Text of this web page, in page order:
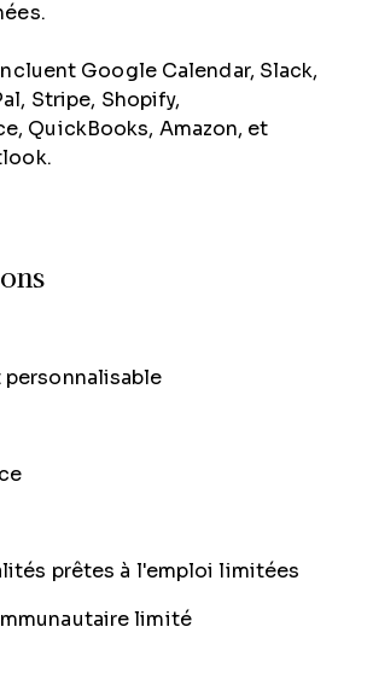
Google Calendar, Slack,
Stripe, Shopify,
QuickBooks, Amazon, et
personnalisable
prêtes à l'emploi limitées
limité